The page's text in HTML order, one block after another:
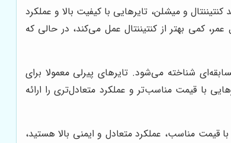
و میشلن، تایرهایی با کیفیت بالا و عملکرد
کمی بهتر از کنتیننتال عمل می‌کند، در حالی که
شناخته می‌شود. تایرهای پیرلی معمولا برای
با قیمت مناسب‌تر و عملکرد متعادل‌تری را ارائه
قیمت مناسب، عملکرد متعادل و ایمنی بالا هستید،